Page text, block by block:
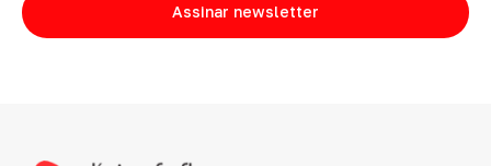
Assinar newsletter